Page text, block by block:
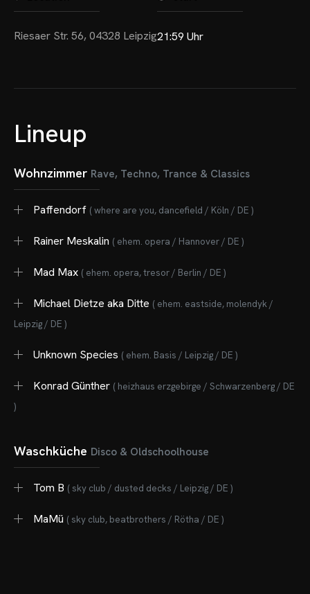
SHOP
Riesaer Str. 56, 04328 Leipzig21:59 Uhr
Lineup
Wohnzimmer Rave, Techno, Trance & Classics
Paffendorf ( where are you, dancefield / Köln / DE )
Rainer Meskalin ( ehem. opera / Hannover / DE )
Mad Max ( ehem. opera, tresor / Berlin / DE )
Michael Dietze aka Ditte ( ehem. eastside, molendyk /
Leipzig / DE )
Unknown Species ( ehem. Basis / Leipzig / DE )
Konrad Günther ( heizhaus erzgebirge / Schwarzenberg / DE
)
Waschküche Disco & Oldschoolhouse
Tom B ( sky club / dusted decks / Leipzig / DE )
MaMü ( sky club, beatbrothers / Rötha / DE )